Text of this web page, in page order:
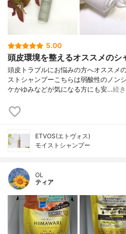
5.00
頭皮環境を整えるオススメのシ
頭皮トラブルにお悩みの方へオススメ
ストシャンプーこちらは弱酸性のノン
ケかゆみなどが気になる方にも安…続
ETVOS(エトヴォス)
モイストシャンプー
OL
ティア